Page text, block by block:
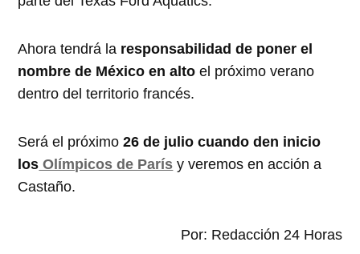
Ahora tendrá la responsabilidad de poner el
nombre de México en alto el próximo verano
dentro del territorio francés.
Será el próximo26 de julio cuando den inicio
los Olímpicos de París y veremos en acción a
Castaño.
Por: Redacción 24 Horas